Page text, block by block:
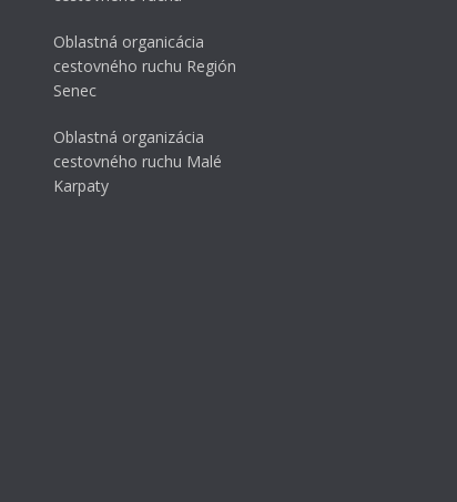
Oblastná organicácia
cestovného ruchu Región
Senec
Oblastná organizácia
cestovného ruchu Malé
Karpaty